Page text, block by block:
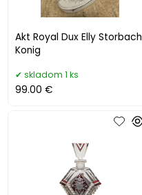
Akt Royal Dux Elly Storbach
Konig
skladom 1 ks
99.00 €